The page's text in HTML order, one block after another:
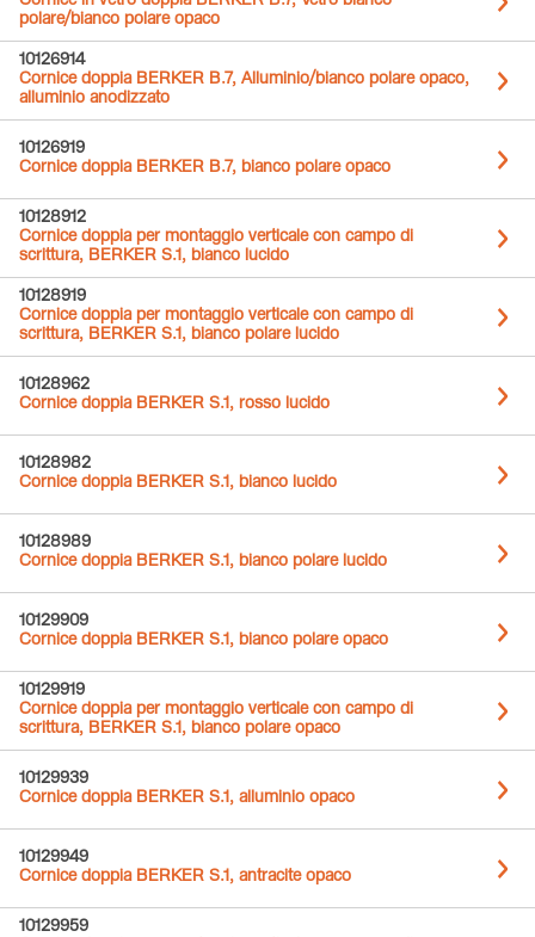
polare/bianco polare opaco
10126914
Cornice doppia BERKER B.7, Alluminio/bianco polare opaco,
alluminio anodizzato
10126919
Cornice doppia BERKER B.7, bianco polare opaco
10128912
Cornice doppia per montaggio verticale con campo di
scrittura, BERKER S.1, bianco lucido
10128919
Cornice doppia per montaggio verticale con campo di
scrittura, BERKER S.1, bianco polare lucido
10128962
Cornice doppia BERKER S.1, rosso lucido
10128982
Cornice doppia BERKER S.1, bianco lucido
10128989
Cornice doppia BERKER S.1, bianco polare lucido
10129909
Cornice doppia BERKER S.1, bianco polare opaco
10129919
Cornice doppia per montaggio verticale con campo di
scrittura, BERKER S.1, bianco polare opaco
10129939
Cornice doppia BERKER S.1, alluminio opaco
10129949
Cornice doppia BERKER S.1, antracite opaco
10129959